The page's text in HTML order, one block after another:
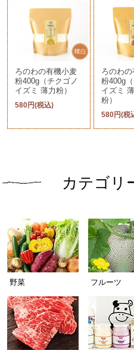
ろのわの有機小麦
粉400g（チクゴノ
イズミ 薄力粉）
580円(税込)
ろのわ
粉400g
イズミ
粉）
580円(税
カテゴリ
野菜 フルーツ